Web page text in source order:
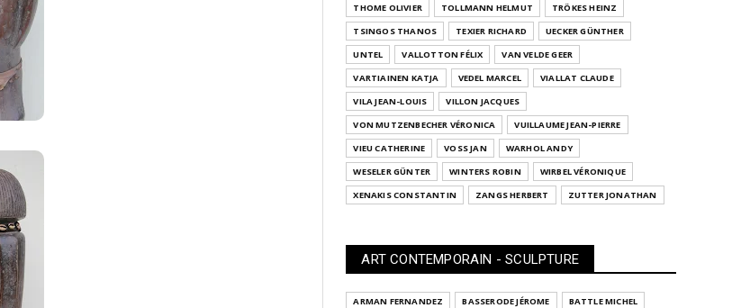
THOME OLIVIER
TOLLMANN HELMUT
TRÖKES HEINZ
TSINGOS THANOS
TEXIER RICHARD
UECKER GÜNTHER
UNTEL
VALLOTTON FÉLIX
VAN VELDE GEER
VARTIAINEN KATJA
VEDEL MARCEL
VIALLAT CLAUDE
VILA JEAN-LOUIS
VILLON JACQUES
VON MUTZENBECHER VÉRONICA
VUILLAUME JEAN-PIERRE
VIEU CATHERINE
VOSS JAN
WARHOL ANDY
WESELER GÜNTER
WINTERS ROBIN
WIRBEL VÉRONIQUE
XENAKIS CONSTANTIN
ZANGS HERBERT ZUTTER JONATHAN
ART CONTEMPORAIN - SCULPTURE
ARMAN FERNANDEZ BASSERODE JÉROME
BATTLE MICHEL